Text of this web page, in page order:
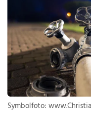
Symbolfoto: